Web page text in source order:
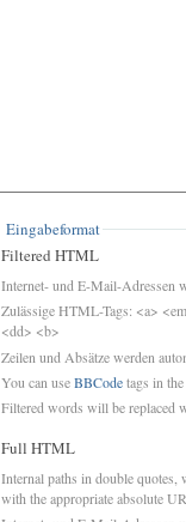
Eingabeformat
Filtered HTML
Internet- und E-Mail-Adressen
Zulässige HTML-Tags: <a>
<dd> <b>
Zeilen und Absätze werden
You can useBBCodetags in
Filtered words will be replaced
Full HTML
Internal paths in double quotes,
with the appropriate absolute